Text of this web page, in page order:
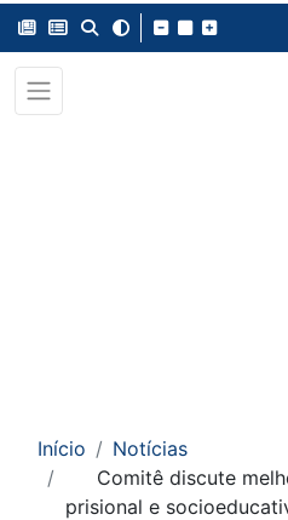
Início
Notícias
Comitê discute
prisional e